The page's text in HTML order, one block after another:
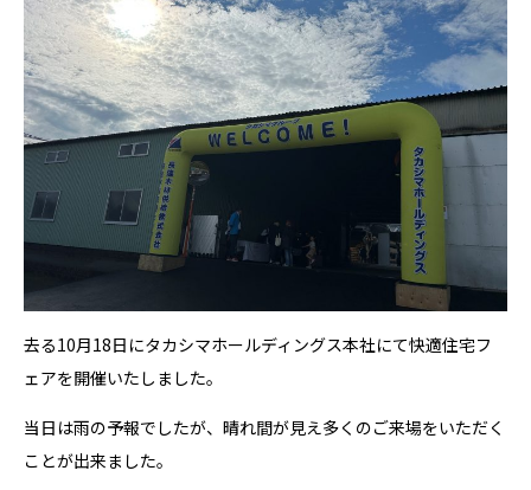
去る10月18日にタカシマホールディングス本社にて快適住宅フ
ェアを開催いたしました。
当日は雨の予報でしたが、晴れ間が見え多くのご来場をいただく
ことが出来ました。